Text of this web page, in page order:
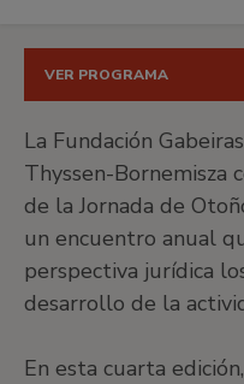
VER PROGRAMA
La Fundación
Thyssen-Bornemisza
de la Jornada de
un encuentro anual
perspectiva jurídica
desarrollo de la
En esta cuarta